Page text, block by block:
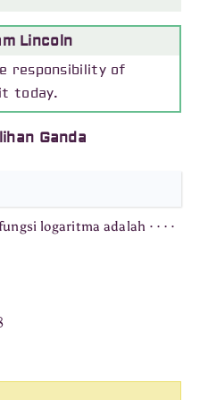
Lincoln
responsibility of
today.
Ganda
logaritma adalah